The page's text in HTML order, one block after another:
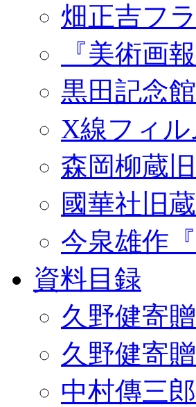
畑正吉フ
『美術画
黒田記念
X線フィ
森岡柳蔵
國華社旧
今泉雄作『
資料目録
久野健寄
久野健寄
中村傳三